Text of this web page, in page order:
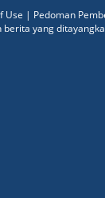
Use | Pedoman
yang